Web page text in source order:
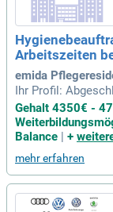
Arbeitszeiten
emida
Ihr Profil:
nkenpflege;
se; EDV-
gkeit;
Gehalt 4350€ -
Balance
+
mehr erfahren